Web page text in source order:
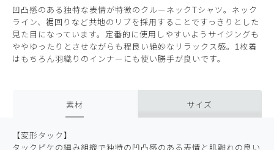
凹凸感のある独特な表情が特徴のクルーネックTシャツ。ネック
ライン、裾回りなど共地のリブを採用することですっきりとした
見た目になっています。定番的に使用しやすいようサイジングも
ややゆったりとさせながらも程良い絶妙なリラックス感。1枚着
はもちろん羽織りのインナーにも使い勝手が良いです。
素材 サイズ
【変形タック】
タックピケの編み組織で独特の凹凸感のある表情と肌離れの良い